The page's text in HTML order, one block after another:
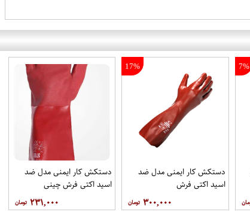
7%
17%
دستکش کار ایمنی مدل ضد
اسید اکتی فرش
۳۰۰,۰۰۰
دستکش کار ایمنی مدل ضد
اسید اکتی فرش چینی
۲۳۱,۰۰۰